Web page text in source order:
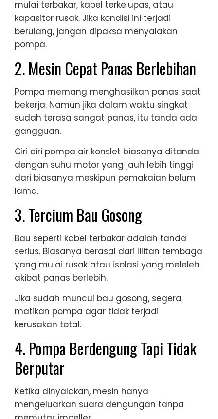
mulai terbakar, kabel terkelupas, atau
kapasitor rusak. Jika kondisi ini terjadi
berulang, jangan dipaksa menyalakan
pompa.
2. Mesin Cepat Panas Berlebihan
Pompa memang menghasilkan panas saat
bekerja. Namun jika dalam waktu singkat
sudah terasa sangat panas, itu tanda ada
gangguan.
Ciri ciri pompa air konslet biasanya ditandai
dengan suhu motor yang jauh lebih tinggi
dari biasanya meskipun pemakaian belum
lama.
3. Tercium Bau Gosong
Bau seperti kabel terbakar adalah tanda
serius. Biasanya berasal dari lilitan tembaga
yang mulai rusak atau isolasi yang meleleh
akibat panas berlebih.
Jika sudah muncul bau gosong, segera
matikan pompa agar tidak terjadi
kerusakan total.
4. Pompa Berdengung Tapi Tidak
Berputar
Ketika dinyalakan, mesin hanya
mengeluarkan suara dengungan tanpa